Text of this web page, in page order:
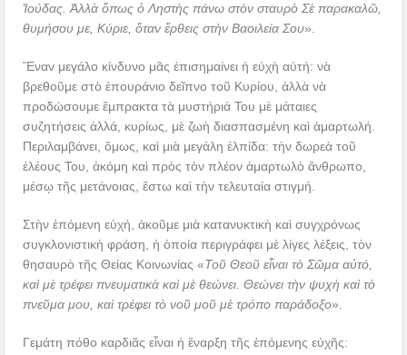
Ἰούδας. Ἀλλὰ ὅπως ὁ Ληστὴς πάνω στὸν σταυρὸ Σὲ παρακαλῶ,
θυμήσου με, Κύριε, ὅταν ἔρθεις στὴν Βαοιλεία Σου».
Ἕναν μεγάλο κίνδυνο μᾶς ἐπισημαίνει ἡ εὐχὴ αὐτή: νὰ
βρεθοῦμε στὸ ἐπουράνιο δεῖπνο τοῦ Κυρίου, ἀλλὰ νὰ
προδώσουμε ἔμπρακτα τὰ μυστήριά Του μὲ μάταιες
συζητήσεις ἀλλά, κυρίως, μὲ ζωὴ διασπασμένη καὶ ἁμαρτωλή.
Περιλαμβάνει, ὅμως, καὶ μιὰ μεγάλη ἐλπίδα: τὴν δωρεὰ τοῦ
ἐλέους Του, ἀκόμη καὶ πρὸς τὸν πλέον ἁμαρτωλὸ ἄνθρωπο,
μέσῳ τῆς μετάνοιας, ἔστω καὶ τὴν τελευταία στιγμή.
Στὴν ἑπόμενη εὐχή, ἀκοῦμε μιὰ κατανυκτικὴ καὶ συγχρόνως
συγκλονιστικὴ φράση, ἡ ὁποία περιγράφει μὲ λίγες λέξεις, τὸν
θησαυρὸ τῆς Θείας Κοινωνίας «Τοῦ Θεοῦ εἶναι τὸ Σῶμα αὐτό,
καὶ μὲ τρέφει πνευματικὰ καὶ μὲ θεώνει. Θεώνει τὴν ψυχὴ καὶ τὸ
πνεῦμα μου, καὶ τρέφει τὸ νοῦ μοῦ μὲ τρόπο παράδοξο».
Γεμάτη πόθο καρδιᾶς εἶναι ἡ ἔναρξη τῆς ἑπόμενης εὐχῆς: